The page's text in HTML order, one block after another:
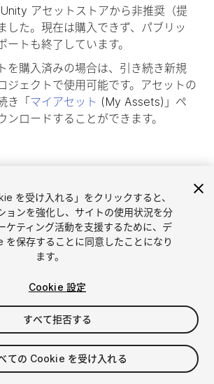
アセットストアから非推奨（提
した。現在は購入できず、パブリッ
ートも終了しています。
を購入済みの場合は、引き続き新規
ジェクトで使用可能です。アセットの
き「 マイアセット (My Assets)」ペ
ンロードすることができます。
アセットを販売
販売審査ガイドライン
Asset Store Tools
パブリッシャー管理画面
を受け入れる」をクリックすると、
ョンを強化し、サイトの使用状況を分
ケティング活動を支援するために、デ
を保存することに同意したことになり
ます。
Cookie 設定
すべて拒否する
ての Cookie を受け入れる